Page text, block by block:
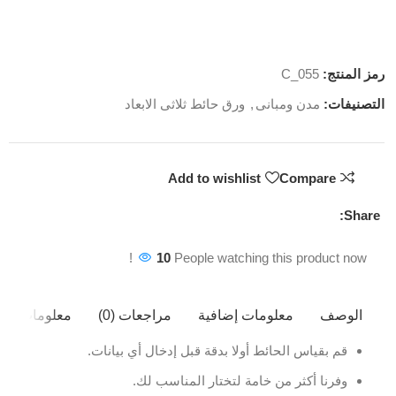
رمز المنتج:C_055
التصنيفات: مدن ومبانى , ورق حائط ثلاثى الابعاد
Compare
Add to wishlist
Share:
10 People watching this product now!
الوصف معلومات إضافية مراجعات (0) معلومات
قم بقياس الحائط أولا بدقة قبل إدخال أي بيانات.
وفرنا أكثر من خامة لتختار المناسب لك.